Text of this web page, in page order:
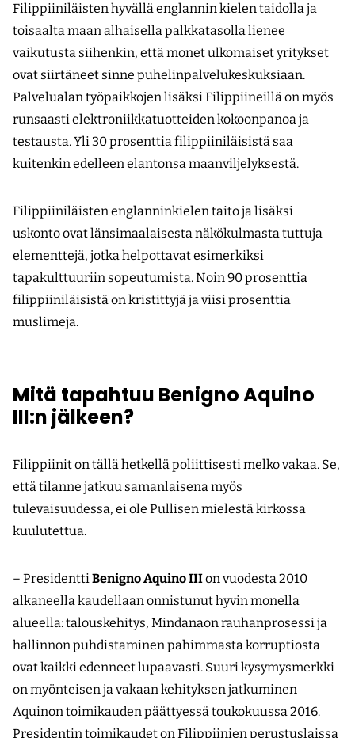
Filippiiniläisten hyvällä englannin kielen taidolla ja
toisaalta maan alhaisella palkkatasolla lienee
vaikutusta siihenkin, että monet ulkomaiset yritykset
ovat siirtäneet sinne puhelinpalvelukeskuksiaan.
Palvelualan työpaikkojen lisäksi Filippiineillä on myös
runsaasti elektroniikkatuotteiden kokoonpanoa ja
testausta. Yli 30 prosenttia filippiiniläisistä saa
kuitenkin edelleen elantonsa maanviljelyksestä.
Filippiiniläisten englanninkielen taito ja lisäksi
uskonto ovat länsimaalaisesta näkökulmasta tuttuja
elementtejä, jotka helpottavat esimerkiksi
tapakulttuuriin sopeutumista. Noin 90 prosenttia
filippiiniläisistä on kristittyjä ja viisi prosenttia
muslimeja.
Mitä tapahtuu Benigno Aquino
III:n jälkeen?
Filippiinit on tällä hetkellä poliittisesti melko vakaa. Se,
että tilanne jatkuu samanlaisena myös
tulevaisuudessa, ei ole Pullisen mielestä kirkossa
kuulutettua.
– PresidenttiBenigno Aquino IIIon vuodesta 2010
alkaneella kaudellaan onnistunut hyvin monella
alueella: talouskehitys, Mindanaon rauhanprosessi ja
hallinnon puhdistaminen pahimmasta korruptiosta
ovat kaikki edenneet lupaavasti. Suuri kysymysmerkki
on myönteisen ja vakaan kehityksen jatkuminen
Aquinon toimikauden päättyessä toukokuussa 2016.
Presidentin toimikaudet on Filippiinien perustuslaissa